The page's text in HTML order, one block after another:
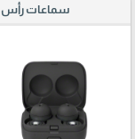
سماعات رأس